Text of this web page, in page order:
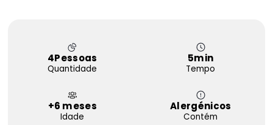
4Pessoas
Quantidade
5min
Tempo
+6 meses
Idade
Alergénicos
Contém